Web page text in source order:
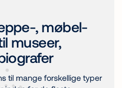
, møbel-
museer,
til mange forskellige typer